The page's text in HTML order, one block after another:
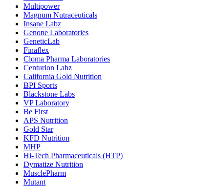
Multipower
Magnum Nutraceuticals
Insane Labz
Genone Laboratories
GeneticLab
Finaflex
Cloma Pharma Laboratories
Centurion Labz
California Gold Nutrition
BPI Sports
Blackstone Labs
VP Laboratory
Be First
APS Nutrition
Gold Star
KFD Nutrition
MHP
Hi-Tech Pharmaceuticals (HTP)
Dymatize Nutrition
MusclePharm
Mutant